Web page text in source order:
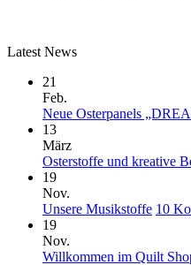
Latest News
21
Feb.
Neue Osterpanels
13
März
Osterstoffe und kreative
19
Nov.
Unsere Musikstoffe 10
19
Nov.
Willkommen im Quilt